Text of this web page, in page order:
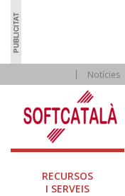
Notícies
RECURSOS
I SERVEIS